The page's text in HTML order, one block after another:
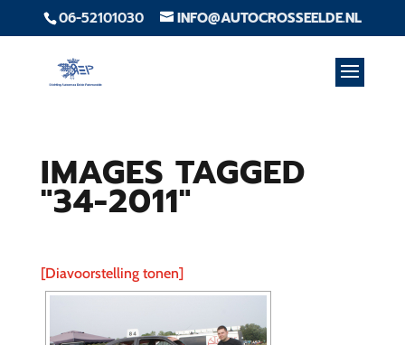
06-52101030 INFO@AUTOCROSSEELDE.NL
IMAGES TAGGED
"34-2011"
[Diavoorstelling tonen]